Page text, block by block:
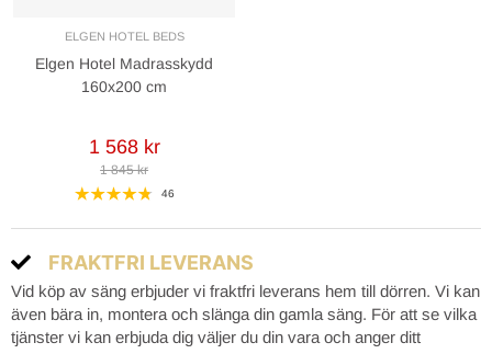
ELGEN HOTEL BEDS
Elgen Hotel Madrasskydd
160x200 cm
1 568 kr
1 845 kr
46
FRAKTFRI LEVERANS
Vid köp av säng erbjuder vi fraktfri leverans hem till dörren. Vi kan
även bära in, montera och slänga din gamla säng. För att se vilka
tjänster vi kan erbjuda dig väljer du din vara och anger ditt